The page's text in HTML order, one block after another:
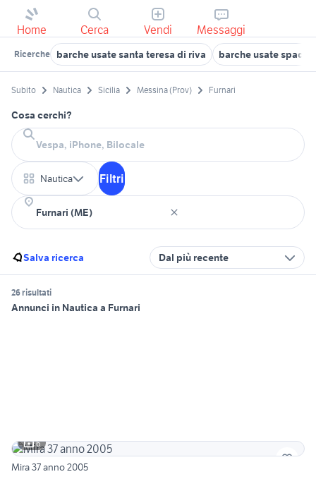
Home Cerca Vendi Messaggi
Ricerche barche usate santa teresa di riva barche usate
Subito Nautica Sicilia Messina (Prov) Furnari
Cosa cerchi?
Nautica Filtri
Salva ricerca Dal più recente
26 risultati
Annunci in Nautica a Furnari
6
Mira 37 anno 2005